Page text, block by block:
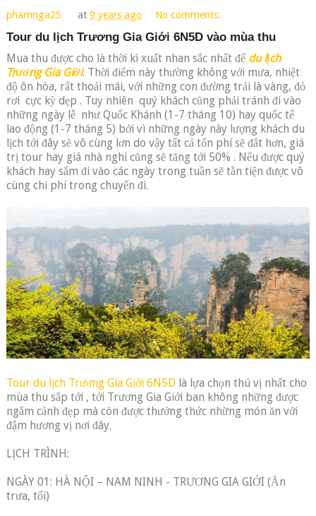
phamnga25 at9 years ago No comments:
Tour du lịch Trương Gia Giới 6N5D vào mùa thu
Mua thu được cho là thời kì xuất nhan sắc nhất để du lịch
Trương Gia Giới. Thời điểm này thường không với mưa, nhiệt
độ ôn hòa, rất thoải mái, với những con đường trải là vàng, đỏ
rơi cực kỳ dẹp . Tuy nhiên quý khách cũng phải tránh đi vào
những ngày lễ như Quốc Khánh (1-7 tháng 10) hay quốc tế
lao động (1-7 tháng 5) bởi vì những ngày này lượng khách du
lịch tới đây sẽ vô cùng lơn do vậy tất cả tổn phí sẽ đắt hơn, giá
trị tour hay giá nhà nghỉ cũng sẽ tăng tới 50% . Nếu được quý
khách hay sắm đi vào các ngày trong tuần sẽ tằn tiện được vô
cùng chi phí trong chuyến đi.
Tour du lịch Trương Gia Giới 6N5Dlà lựa chọn thú vị nhất cho
mùa thu sắp tới , tới Trương Gia Giới ban không những được
ngắm cảnh đẹp mà còn được thưởng thức những món ăn với
đậm hương vị nơi đây.
LỊCH TRÌNH:
NGÀY 01: HÀ NỘI – NAM NINH - TRƯƠNG GIA GIỚI (Ăn
trưa, tối)